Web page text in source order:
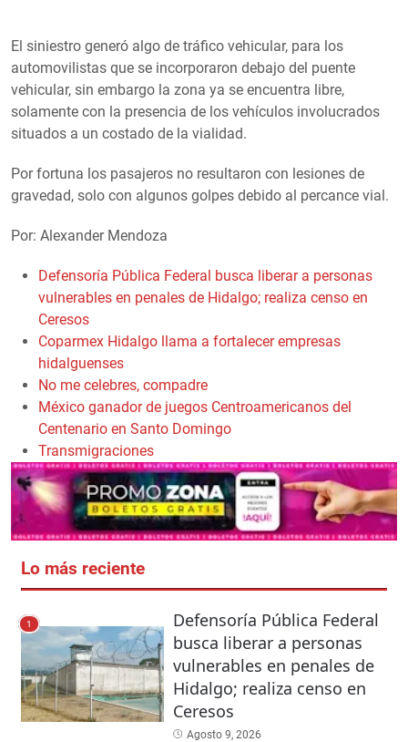
El siniestro generó algo de tráfico vehicular, para los
automovilistas que se incorporaron debajo del puente
vehicular, sin embargo la zona ya se encuentra libre,
solamente con la presencia de los vehículos involucrados
situados a un costado de la vialidad.
Por fortuna los pasajeros no resultaron con lesiones de
gravedad, solo con algunos golpes debido al percance vial.
Por: Alexander Mendoza
Defensoría Pública Federal busca liberar a personas
vulnerables en penales de Hidalgo; realiza censo en
Ceresos
Coparmex Hidalgo llama a fortalecer empresas
hidalguenses
No me celebres, compadre
México ganador de juegos Centroamericanos del
Centenario en Santo Domingo
Transmigraciones
Lo más reciente
1
Defensoría Pública Federal
busca liberar a personas
vulnerables en penales de
Hidalgo; realiza censo en
Ceresos
Agosto 9, 2026